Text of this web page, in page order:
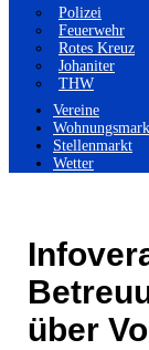
Polizei
Feuerwehr
Rotes Kreuz
Johaniter
THW
Vereine
Stellenmarkt
Wetter
über